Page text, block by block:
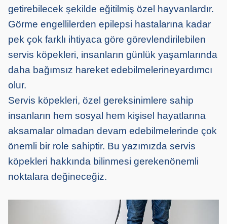
getirebilecek şekilde eğitilmiş özel hayvanlardır.
Görme engellilerden epilepsi hastalarına kadar
pek çok farklı ihtiyaca göre görevlendirilebilen
servis köpekleri, insanların günlük yaşamlarında
daha bağımsız hareket edebilmelerineyardımcı
olur.
Servis köpekleri, özel gereksinimlere sahip
insanların hem sosyal hem kişisel hayatlarına
aksamalar olmadan devam edebilmelerinde çok
önemli bir role sahiptir. Bu yazımızda servis
köpekleri hakkında bilinmesi gerekenönemli
noktalara değineceğiz.